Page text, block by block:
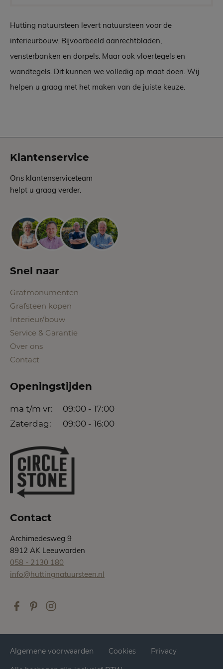
Hutting natuursteen levert natuursteen voor de
interieurbouw. Bijvoorbeeld aanrechtbladen,
vensterbanken en dorpels. Maar ook vloertegels en
wandtegels. Dit kunnen we volledig op maat doen. Wij
helpen u graag met het maken van de juiste keuze.
Klantenservice
Ons klantenserviceteam
helpt u graag verder.
Snel naar
Grafmonumenten
Grafsteen kopen
Interieur/bouw
Service & Garantie
Over ons
Contact
Openingstijden
ma t/m vr:
09:00 - 17:00
Zaterdag:
09:00 - 16:00
Contact
Archimedesweg 9
8912 AK Leeuwarden
058 - 2130 180
info@huttingnatuursteen.nl
Algemene voorwaarden Cookies Privacy